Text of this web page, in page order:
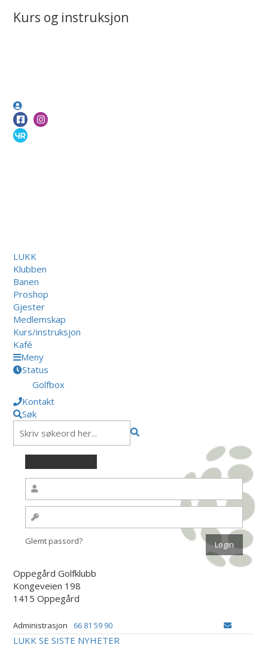
Kurs og instruksjon
LUKK
Klubben
Banen
Proshop
Gjester
Medlemskap
Kurs/instruksjon
Kafé
Meny
Status
Golfbox
Kontakt
Søk
Glemt passord?
Oppegård Golfklubb
Kongeveien 198
1415 Oppegård
Administrasjon 66 81 59 90
LUKK SE SISTE NYHETER